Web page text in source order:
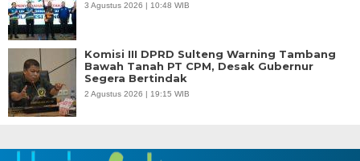
3 Agustus 2026 | 10:48 WIB
Komisi III DPRD Sulteng Warning Tambang
Bawah Tanah PT CPM, Desak Gubernur
Segera Bertindak
2 Agustus 2026 | 19:15 WIB